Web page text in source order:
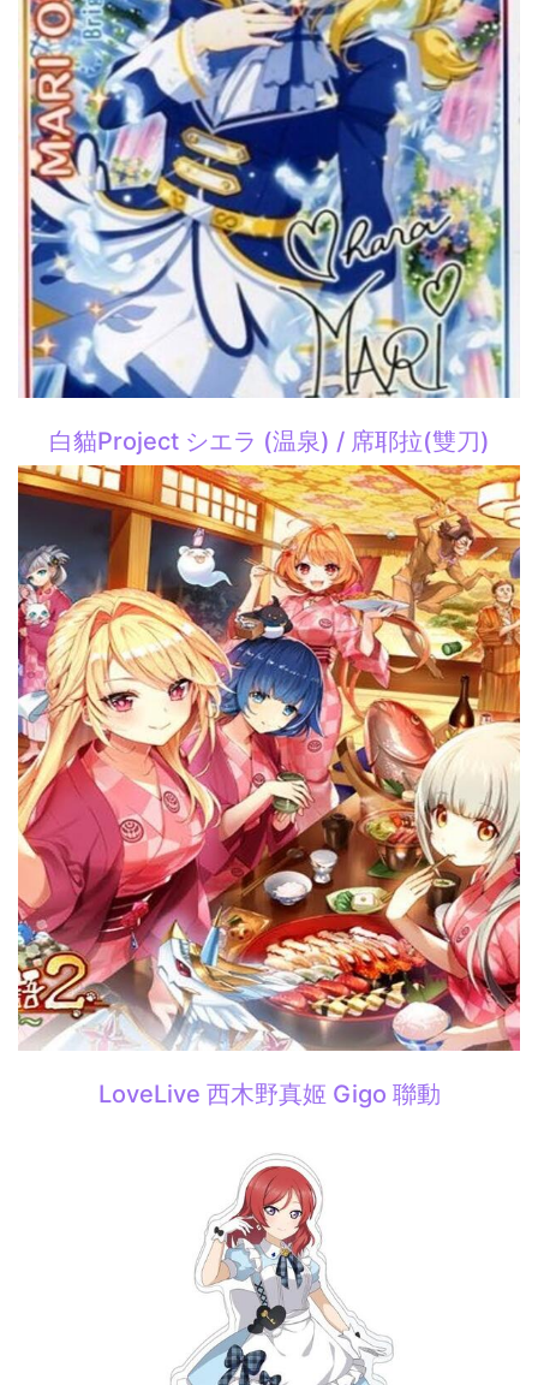
白貓Project シエラ (温泉) / 席耶拉(雙刀)
LoveLive 西木野真姬 Gigo 聯動